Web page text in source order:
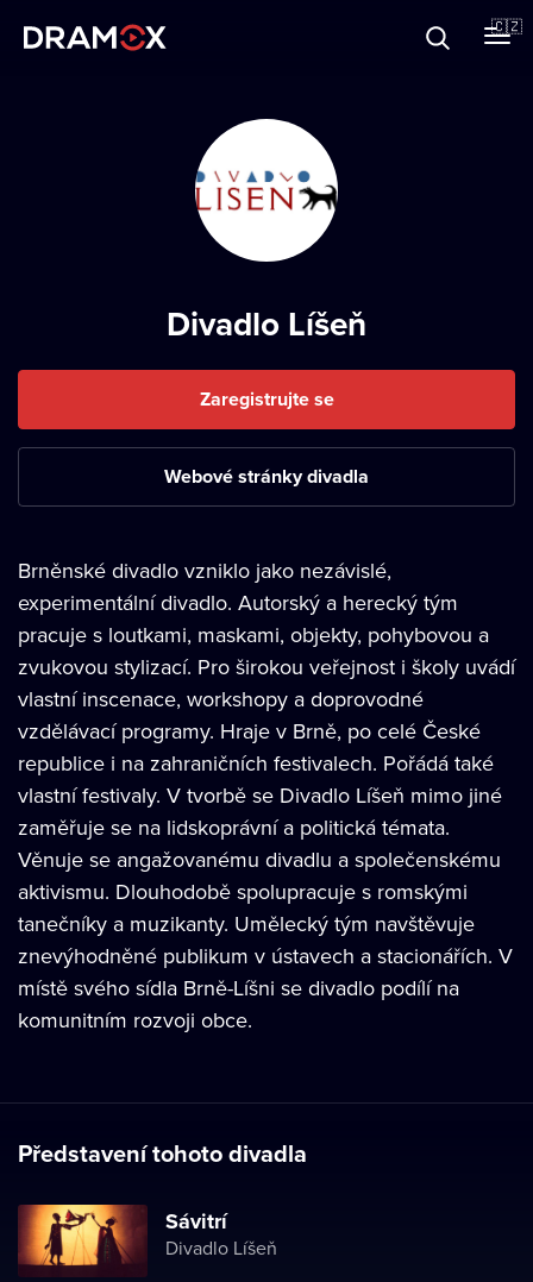
🇨🇿
Divadlo Líšeň
Zaregistrujte se
Webové stránky divadla
Brněnské divadlo vzniklo jako nezávislé,
experimentální divadlo. Autorský a herecký tým
pracuje s loutkami, maskami, objekty, pohybovou a
zvukovou stylizací. Pro širokou veřejnost i školy uvádí
vlastní inscenace, workshopy a doprovodné
vzdělávací programy. Hraje v Brně, po celé České
republice i na zahraničních festivalech. Pořádá také
vlastní festivaly. V tvorbě se Divadlo Líšeň mimo jiné
zaměřuje se na lidskoprávní a politická témata.
Věnuje se angažovanému divadlu a společenskému
aktivismu. Dlouhodobě spolupracuje s romskými
tanečníky a muzikanty. Umělecký tým navštěvuje
znevýhodněné publikum v ústavech a stacionářích. V
místě svého sídla Brně-Líšni se divadlo podílí na
komunitním rozvoji obce.
Představení tohoto divadla
Sávitrí
Divadlo Líšeň